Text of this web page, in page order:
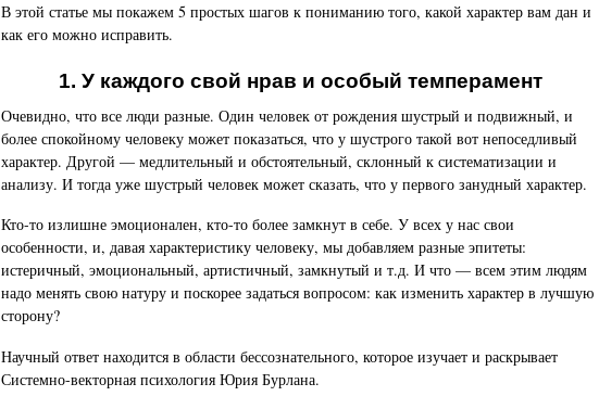
В этой статье мы покажем 5 простых шагов к пониманию того, какой характер вам дан и
как его можно исправить.
1. У каждого свой нрав и особый темперамент
Очевидно, что все люди разные. Один человек от рождения шустрый и подвижный, и
более спокойному человеку может показаться, что у шустрого такой вот непоседливый
характер. Другой — медлительный и обстоятельный, склонный к систематизации и
анализу. И тогда уже шустрый человек может сказать, что у первого занудный характер.
Кто-то излишне эмоционален, кто-то более замкнут в себе. У всех у нас свои
особенности, и, давая характеристику человеку, мы добавляем разные эпитеты:
истеричный, эмоциональный, артистичный, замкнутый и т.д. И что — всем этим людям
надо менять свою натуру и поскорее задаться вопросом: как изменить характер в лучшую
сторону?
Научный ответ находится в области бессознательного, которое изучает и раскрывает
Системно-векторная психология Юрия Бурлана.